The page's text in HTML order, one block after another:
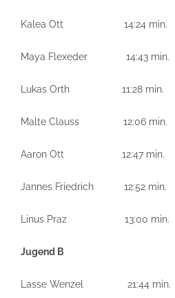
Kalea Ott 14:24 min.
Maya Flexeder 14:43 min.
Lukas Orth 11:28 min.
Malte Clauss 12:06 min.
Aaron Ott 12:47 min.
Jannes Friedrich 12:52 min.
Linus Praz 13:00 min.
Jugend B
Lasse Wenzel 21:44 min.